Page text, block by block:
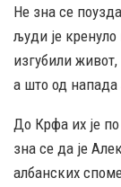
Не зна се
људи је кренуло
изгубили
а што од напада
До Крфа их је
зна се да је
албанских